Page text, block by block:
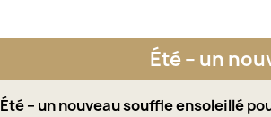
Été – un
Été – un nouveau souffle ensoleillé